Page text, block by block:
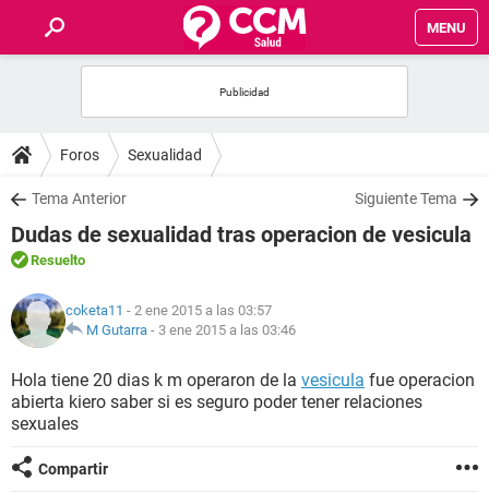
MENU
FOROS
SALUD
FAMILIA
NUTRICIÓN
SEXUALIDAD
GLOSARIO
Foros Sexualidad
Tema Anterior Siguiente Tema
Dudas de sexualidad tras operacion de vesicula
Resuelto
coketa11 - 2 ene 2015 a las 03:57
M Gutarra - 3 ene 2015 a las 03:46
Hola tiene 20 dias k m operaron de la vesicula fue operacion
abierta kiero saber si es seguro poder tener relaciones
sexuales
Compartir